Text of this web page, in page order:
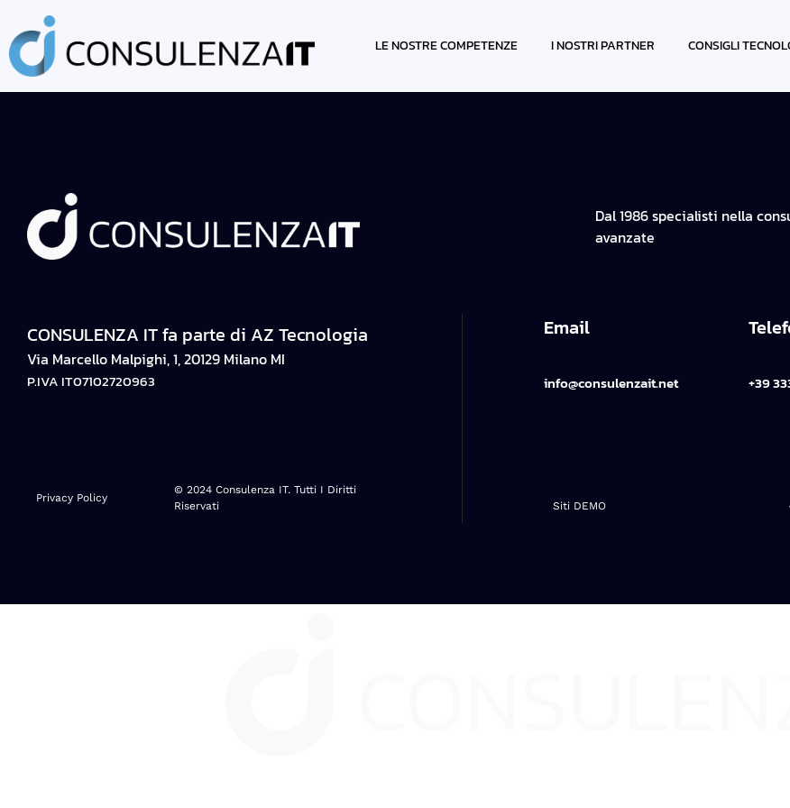
LE NOSTRE COMPETENZE I NOSTRI PARTNER CONSIGLI
AUTORE:ADMIN MIK
Dal 1986 specialisti nella
avanzate
CONSULENZA IT fa parte di AZ Tecnologia
Via Marcello Malpighi, 1, 20129 Milano MI
P.IVA IT07102720963
Privacy Policy
© 2024 Consulenza IT. Tutti I Diritti
Riservati
Email
info@consulenzait.net +39
Siti DEMO